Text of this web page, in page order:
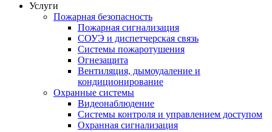
Услуги
Пожарная безопасность
Пожарная сигнализация
СОУЭ и диспетчерская связь
Системы пожаротушения
Огнезащита
Вентиляция, дымоудаление и
кондиционирование
Охранные системы
Видеонаблюдение
Системы контроля и управлением доступом
Охранная сигнализация